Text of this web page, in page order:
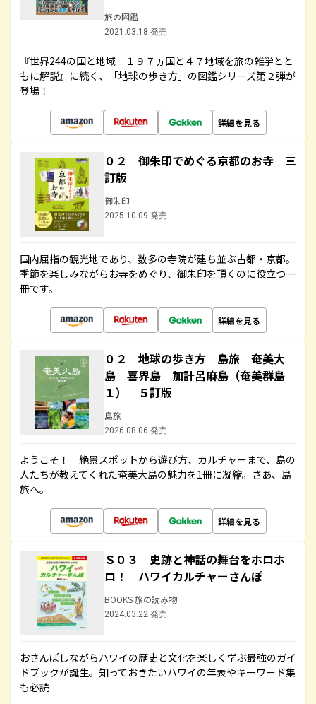
旅の図鑑
2021.03.18 発売
『世界244の国と地域 １９７ヵ国と４７地域を旅の雑学とと
もに解説』に続く、「地球の歩き方」の図鑑シリーズ第２弾が
登場！
詳細を見る
０２ 御朱印でめぐる京都のお寺 三
訂版
御朱印
2025.10.09 発売
国内屈指の観光地であり、数多の寺院が建ち並ぶ古都・京都。
季節を楽しみながらお寺をめぐり、御朱印を頂くのに役立つ一
冊です。
詳細を見る
０２ 地球の歩き方 島旅 奄美大
島 喜界島 加計呂麻島（奄美群島
１） ５訂版
島旅
2026.08.06 発売
ようこそ！ 絶景スポットから遊び方、カルチャーまで、島の
人たちが教えてくれた奄美大島の魅力を1冊に凝縮。さあ、島
旅へ。
詳細を見る
Ｓ０３ 史跡と神話の舞台をホロホ
ロ！ ハワイカルチャーさんぽ
BOOKS 旅の読み物
2024.03.22 発売
おさんぽしながらハワイの歴史と文化を楽しく学ぶ最強のガイ
ドブックが誕生。知っておきたいハワイの年表やキーワード集
も必読